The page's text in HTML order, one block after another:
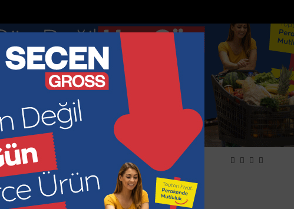
EURO
52.8913
GR ALTIN
6966.2
ÇEYREK
4491.1